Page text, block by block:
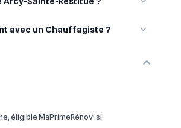
avec un Chauffagiste ?
éligible MaPrimeRénov' si